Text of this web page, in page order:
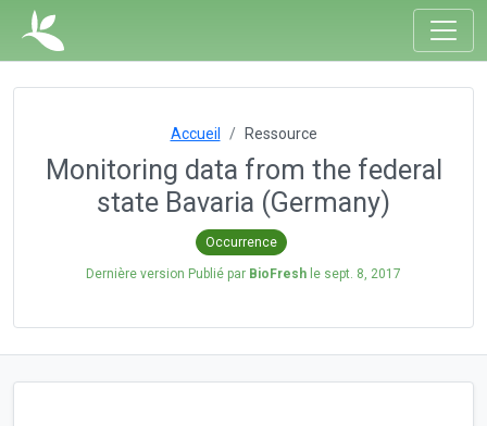
Accueil Ressource
Monitoring data from the federal
state Bavaria (Germany)
Occurrence
Dernière version Publié par BioFresh le sept. 8, 2017